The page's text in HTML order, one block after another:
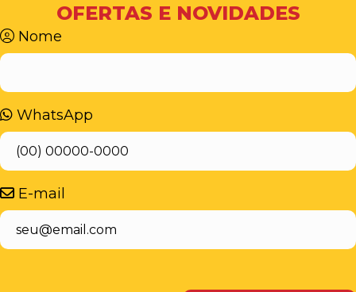
OFERTAS E NOVIDADES
Nome
WhatsApp
E-mail